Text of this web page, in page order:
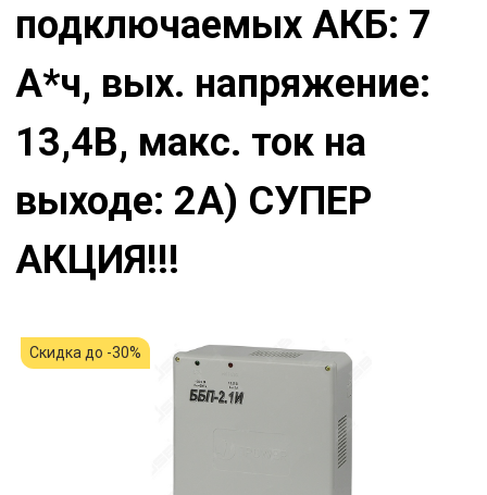
подключаемых АКБ: 7
А*ч, вых. напряжение:
13,4В, макс. ток на
выходе: 2А) СУПЕР
АКЦИЯ!!!
Скидка до -30%